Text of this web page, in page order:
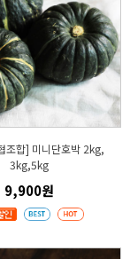
조합] 미니단호박 2kg,
3kg,5kg
9,900원